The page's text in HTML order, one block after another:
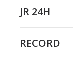
JR 24H
RECORD